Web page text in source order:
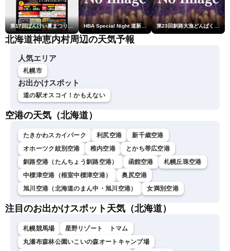
第17回ばんけい夏まつり大花火大会 HBA Special Night 道新・秋華火（はなび） 第23回釧路大漁どんぱく花火大会 ～道新・光と音のファンタジー～
北海道神恵内村周辺の天気予報
人気エリア
札幌市
お出かけスポット
道の駅オスコイ！かもえない
空港の天気（北海道）
たきかわスカイパーク 利尻空港
新千歳空港
オホーツク紋別空港
稚内空港
とかち帯広空港
釧路空港（たんちょう釧路空港）
函館空港
札幌丘珠空港
中標津空港（根室中標津空港）
奥尻空港
旭川空港（北海道のまん中・旭川空港）
女満別空港
注目のお出かけスポット天気（北海道）
札幌競馬場
星野リゾート トマム
丸瀬布森林公園いこいの森オートキャンプ場